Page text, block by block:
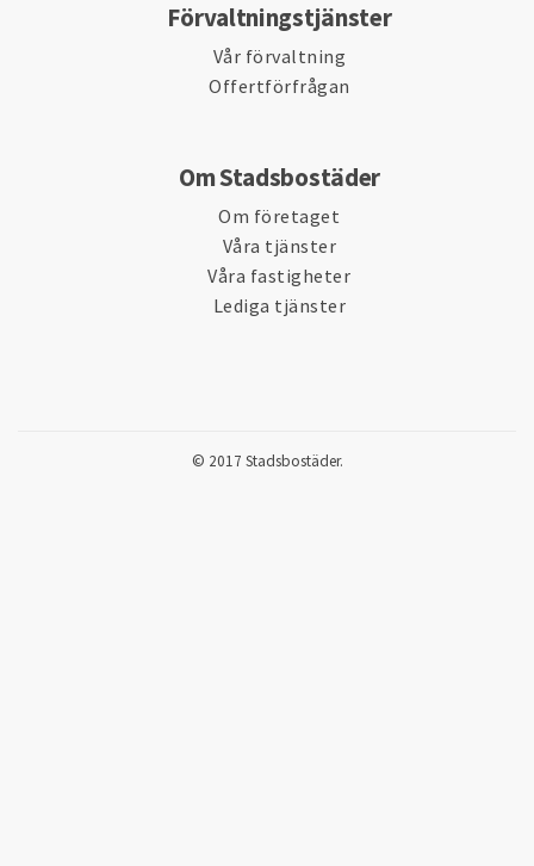
Förvaltningstjänster
Vår förvaltning
Offertförfrågan
Om Stadsbostäder
Om företaget
Våra tjänster
Våra fastigheter
Lediga tjänster
© 2017 Stadsbostäder.